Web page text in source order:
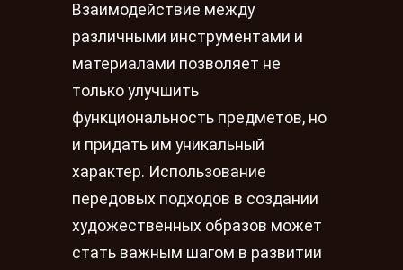
Взаимодействие между
различными инструментами и
материалами позволяет не
только улучшить
функциональность предметов, но
и придать им уникальный
характер. Использование
передовых подходов в создании
художественных образов может
стать важным шагом в развитии